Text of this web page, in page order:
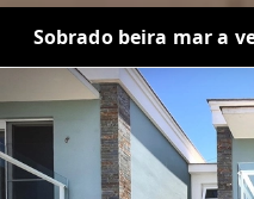
Sobrado beira mar a